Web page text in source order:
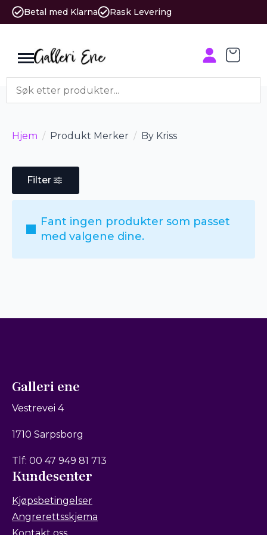
Betal med Klarna Rask Levering
Hjem Produkt Merker By Kriss
Filter
Fant ingen produkter som passet
med valgene dine.
Galleri ene
Vestrevei 4
1710 Sarpsborg
Tlf: 00 47 949 81 713
Kundesenter
Kjøpsbetingelser
Angrerettsskjema